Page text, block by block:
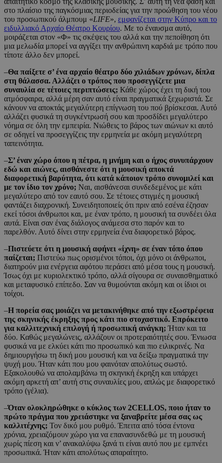
στο πλαίσιο της παγκόσμιας περιοδείας για την προώθηση του νέου
του προσωπικού άλμπουμ «LIFE», εμφανίζεται στην Κύπρο και το
ειδυλλιακό Αρχαίο Θέατρο Κουρίου. Με το έναυσμα αυτό,
μοιράζεται στον «Φ» τις σκέψεις του αλλά και την πεποίθηση ότι
μια μελωδία μπορεί να αγγίξει την ανθρώπινη καρδιά με τρόπο που
τίποτε άλλο δεν μπορεί.
–Θα παίξετε σ’ ένα αρχαίο θέατρο δύο χιλιάδων χρόνων, δίπλα
στη θάλασσα. Αλλάζει ο τρόπος που προσεγγίζετε μια
συναυλία σε τέτοιες περιπτώσεις; Κάθε χώρος έχει τη δική του
ατμόσφαιρα, αλλά μέρη σαν αυτό είναι πραγματικά ξεχωριστά. Σε
κάνουν να αποκτάς μεγαλύτερη επίγνωση του πού βρίσκεσαι. Αυτό
αλλάζει φυσικά τη συγκέντρωσή σου και προσδίδει μεγαλύτερο
νόημα σε όλη την εμπειρία. Νιώθεις το βάρος των αιώνων κι αυτό
σε οδηγεί να προσεγγίζεις την ερμηνεία με ακόμη μεγαλύτερη
ταπεινότητα.
–Σ’ έναν χώρο όπου η πέτρα, η μνήμη και ο ήχος συνυπάρχουν
εδώ και αιώνες, αισθάνεστε ότι η μουσική αποκτά
διαφορετική βαρύτητα, ότι κατά κάποιον τρόπο συνομιλεί και
με τον ίδιο τον χρόνο; Ναι, αισθάνεσαι συνδεδεμένος με κάτι
μεγαλύτερο από τον εαυτό σου. Σε τέτοιες στιγμές η μουσική
φαντάζει διαχρονική. Συνειδητοποιείς ότι πριν από εσένα έζησαν
εκεί τόσοι άνθρωποι και, με έναν τρόπο, η μουσική τα συνδέει όλα
αυτά. Είναι σαν ένας διάλογος ανάμεσα στο παρόν και το
παρελθόν. Αυτό δίνει στην ερμηνεία ένα διαφορετικό βάρος.
–Πιστεύετε ότι η μουσική αφήνει «ίχνη» σε έναν τόπο όπου
παίζεται; Πιστεύω πως ορισμένοι τόποι, όχι μόνο οι άνθρωποι,
διατηρούν μια ενέργεια αφότου περάσει από μέσα τους η μουσική.
Ίσως όχι με κυριολεκτικό τρόπο, αλλά σίγουρα σε συναισθηματικό
και μεταφυσικό επίπεδο. Σαν να θυμούνται ακόμη και οι ίδιοι οι
τοίχοι.
–Η πορεία σας μοιάζει να μετακινήθηκε από την εξωστρέφεια
της σκηνικής έκρηξης προς κάτι πιο στοχαστικό. Επρόκειτο
για καλλιτεχνική επιλογή ή προσωπική ανάγκη; Ήταν και τα
δύο. Καθώς μεγαλώνεις, αλλάζουν οι προτεραιότητές σου. Ένιωσα
φυσικά να με ελκύει κάτι πιο προσωπικό και πιο ειλικρινές. Να
δημιουργήσω τη δική μου μουσική και να δείξω πραγματικά την
ψυχή μου. Ήταν κάτι που μου φαινόταν απολύτως σωστό.
Εξακολουθώ να απολαμβάνω τη σκηνική έκρηξη και υπάρχει
ακόμη αρκετή απ’ αυτή στις συναυλίες μου, απλώς με διαφορετικό
τρόπο (γέλια).
–Όταν ολοκληρώθηκε ο κύκλος των 2CELLOS, ποιο ήταν το
πρώτο πράγμα που χρειάστηκε να ξαναβρείτε μέσα σας ως
καλλιτέχνης; Τον δικό μου ρυθμό. Έπειτα από τόσα έντονα
χρόνια, χρειαζόμουν χώρο για να επανασυνδεθώ με τη μουσική
χωρίς πίεση και ν’ ανακαλύψω ξανά τι είναι αυτό που με εμπνέει
προσωπικά. Ήταν κάτι απολύτως απαραίτητο.